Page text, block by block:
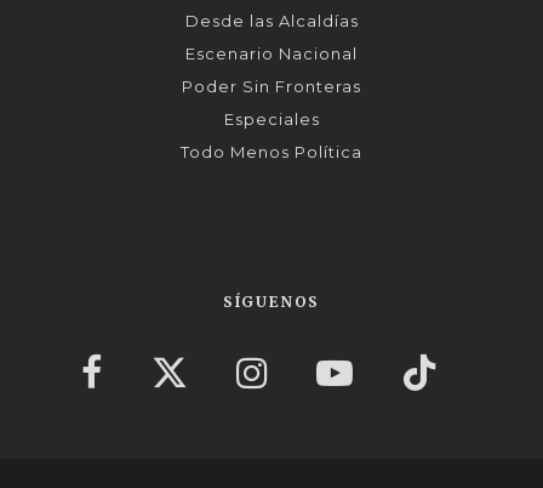
Desde las Alcaldías
Escenario Nacional
Poder Sin Fronteras
Especiales
Todo Menos Política
SÍGUENOS